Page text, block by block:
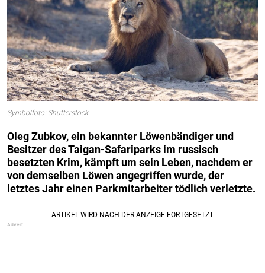
Symbolfoto: Shutterstock
Oleg Zubkov, ein bekannter Löwenbändiger und
Besitzer des Taigan-Safariparks im russisch
besetzten Krim, kämpft um sein Leben, nachdem er
von demselben Löwen angegriffen wurde, der
letztes Jahr einen Parkmitarbeiter tödlich verletzte.